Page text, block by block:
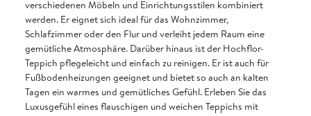
verschiedenen Möbeln und Einrichtungsstilen kombiniert
werden. Er eignet sich ideal für das Wohnzimmer,
Schlafzimmer oder den Flur und verleiht jedem Raum eine
gemütliche Atmosphäre. Darüber hinaus ist der Hochflor-
Teppich pflegeleicht und einfach zu reinigen. Er ist auch für
Fußbodenheizungen geeignet und bietet so auch an kalten
Tagen ein warmes und gemütliches Gefühl. Erleben Sie das
Luxusgefühl eines flauschigen und weichen Teppichs mit